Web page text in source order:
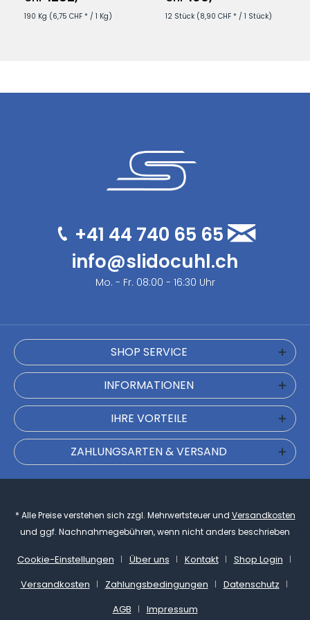
Temperaturbeständigkeit Bis 150 °C
Staub und losen Rostpartikeln sein. Dose vor Gebrauch gut
schütteln und den Haftgrund in mehreren dünnen Schichten
aufsprühen. Nach vollständiger Trocknung kann die Oberfläche
190 Kg (6,75 CHF * / 1 Kg) 12 Stück (8,90 CHF * / 1 Stück)
+41 44 740 65 65
info@slidocuhl.ch
Mo. - Fr. 08:00 - 16:30 Uhr
SHOP SERVICE
INFORMATIONEN
IHRE VORTEILE
ZAHLUNGSARTEN & VERSAND
* Alle Preise verstehen sich zzgl. Mehrwertsteuer und Versandkosten
und ggf. Nachnahmegebühren, wenn nicht anders beschrieben
Cookie-Einstellungen Über uns Kontakt
Shop Login
Versandkosten
Zahlungsbedingungen
Datenschutz
AGB
Impressum